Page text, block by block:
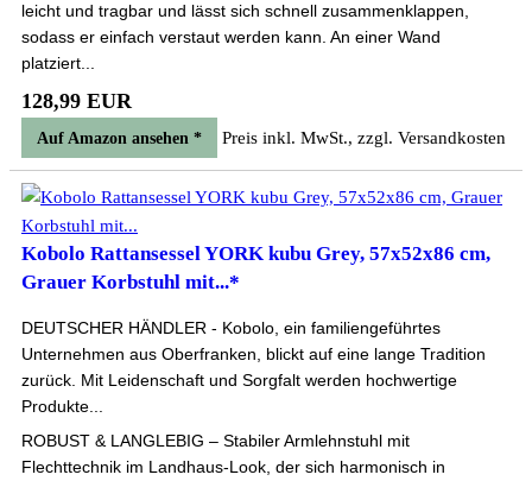
leicht und tragbar und lässt sich schnell zusammenklappen,
sodass er einfach verstaut werden kann. An einer Wand
platziert...
128,99 EUR
Auf Amazon ansehen * Preis inkl. MwSt., zzgl. Versandkosten
Kobolo Rattansessel YORK kubu Grey, 57x52x86 cm,
Grauer Korbstuhl mit...*
DEUTSCHER HÄNDLER - Kobolo, ein familiengeführtes
Unternehmen aus Oberfranken, blickt auf eine lange Tradition
zurück. Mit Leidenschaft und Sorgfalt werden hochwertige
Produkte...
ROBUST & LANGLEBIG – Stabiler Armlehnstuhl mit
Flechttechnik im Landhaus-Look, der sich harmonisch in